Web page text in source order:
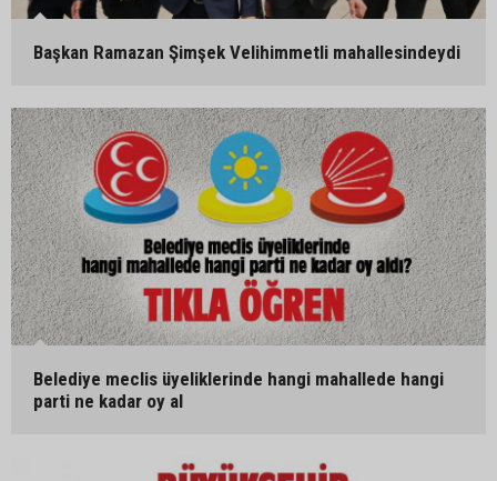
Başkan Ramazan Şimşek Velihimmetli mahallesindeydi
Belediye meclis üyeliklerinde hangi mahallede hangi
parti ne kadar oy al